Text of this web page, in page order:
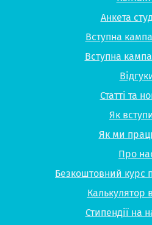
Анкета
Вступна
Вступна
Статті та
Як
Як ми
Про
Безкоштовний курс
Калькулятор
Стипендії на